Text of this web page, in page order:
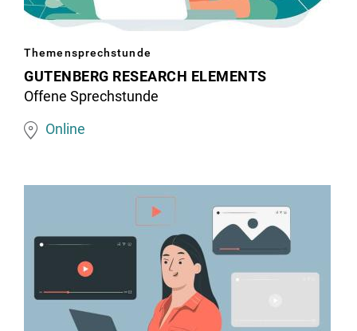
Daten
eine
Röntgenaufnahme
Image
matching
this
topic
Themensprechstunde
GUTENBERG RESEARCH ELEMENTS
Offene Sprechstunde
Online